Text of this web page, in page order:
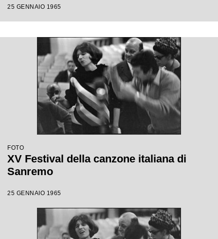
25 GENNAIO 1965
FOTO
XV Festival della canzone italiana di
Sanremo
25 GENNAIO 1965